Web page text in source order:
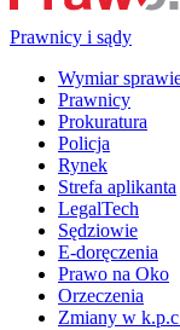
Prawnicy i sądy
Wymiar
Prawnicy
Prokuratura
Policja
Rynek
Strefa aplikanta
LegalTech
Sędziowie
E-doręczenia
Prawo na Oko
Orzeczenia
Zmiany w